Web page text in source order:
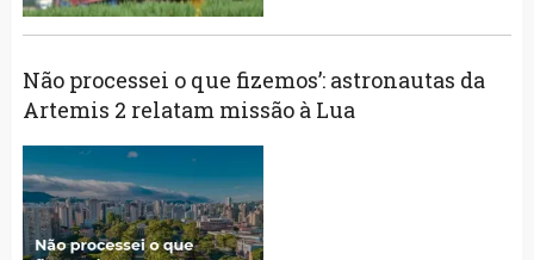
Não processei o que fizemos’: astronautas da
Artemis 2 relatam missão à Lua